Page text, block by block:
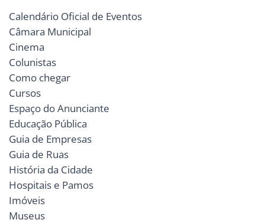
Calendário Oficial de Eventos
Câmara Municipal
Cinema
Colunistas
Como chegar
Cursos
Espaço do Anunciante
Educação Pública
Guia de Empresas
Guia de Ruas
História da Cidade
Hospitais e Pamos
Imóveis
Museus